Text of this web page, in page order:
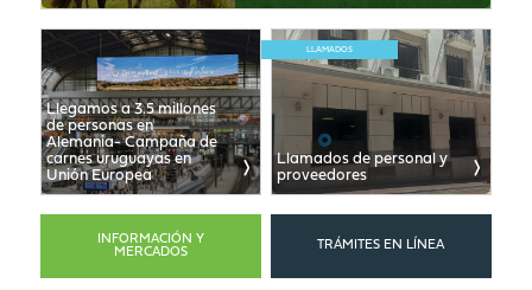
Llegamos a 3.5 millones
de personas en
Alemania- Campaña de
carnes uruguayas en
Unión Europea
LLAMADOS
Llamados de personal y
proveedores
INFORMACIÓN Y
MERCADOS
TRÁMITES EN LÍNEA